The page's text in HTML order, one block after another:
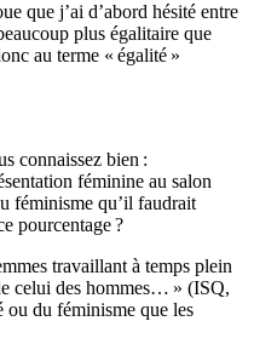
que j’ai d’abord hésité entre
plus égalitaire que
au terme « égalité »
connaissez bien :
féminine au salon
féminisme qu’il faudrait
pourcentage ?
travaillant à temps plein
celui des hommes… » (ISQ,
ou du féminisme que les